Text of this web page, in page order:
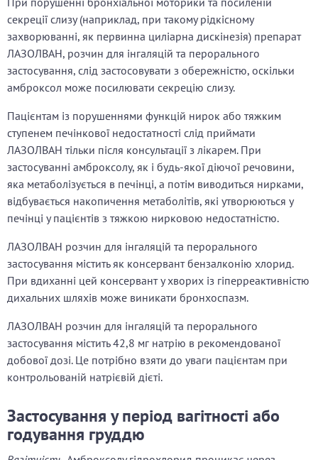
секреції слизу (наприклад, при такому рідкісному
захворюванні, як первинна циліарна дискінезія) препарат
ЛАЗОЛВАН, розчин для інгаляцій та перорального
застосування, слід застосовувати з обережністю, оскільки
амброксол може посилювати секрецію слизу.
Пацієнтам із порушеннями функцій нирок або тяжким
ступенем печінкової недостатності слід приймати
ЛАЗОЛВАН тільки після консультації з лікарем. При
застосуванні амброксолу, як і будь-якої діючої речовини,
яка метаболізується в печінці, а потім виводиться нирками,
відбувається накопичення метаболітів, які утворюються у
печінці у пацієнтів з тяжкою нирковою недостатністю.
ЛАЗОЛВАН розчин для інгаляцій та перорального
застосування містить як консервант бензалконію хлорид.
При вдиханні цей консервант у хворих із гіперреактивністю
дихальних шляхів може виникати бронхоспазм.
ЛАЗОЛВАН розчин для інгаляцій та перорального
застосування містить 42,8 мг натрію в рекомендованої
добової дозі. Це потрібно взяти до уваги пацієнтам при
контрольованій натрієвій дієті.
Застосування у період вагітності або
годування груддю